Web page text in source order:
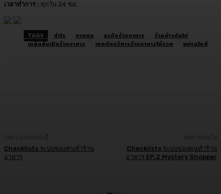
เวลาทำการ : ทุกวัน 24 ชม.
TAGS กำไร ขาดทุน ธุรกิจร้านอาหาร
ร้านข้าวมันไก่
เคล็ดลับเปิดร้านอาหาร
เทคนิคบริหารร้านอาหารให้รวย แฟรนไชส์
Checklists ระบบของคนทำร้าน
อาหาร
Checklists ระบบของคนทำร้าน
อาหาร EP.2 Mystery Shopper